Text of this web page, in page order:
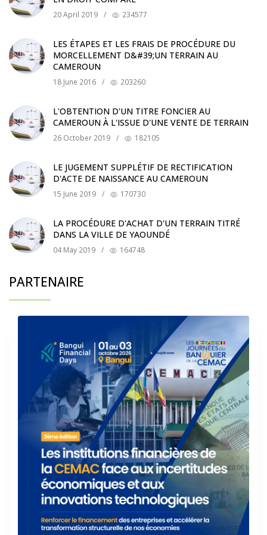
20 April 2019 / 234577
LES ÉTAPES ET LES FRAIS DE PROCÉDURE DU
MORCELLEMENT D&#39;UN TERRAIN AU
CAMEROUN
18 June 2016 / 203260
L'OBTENTION D'UN TITRE FONCIER AU
CAMEROUN À L'ISSUE D'UNE VENTE DE TERRAIN
26 October 2019 / 182105
LE JUGEMENT SUPPLÉTIF DE RECTIFICATION
D'ACTE DE NAISSANCE AU CAMEROUN
15 June 2019 / 170730
LA PROCÉDURE D'ACHAT D'UN TERRAIN TITRÉ
DANS LA VILLE DE YAOUNDÉ
04 May 2019 / 164748
PARTENAIRE